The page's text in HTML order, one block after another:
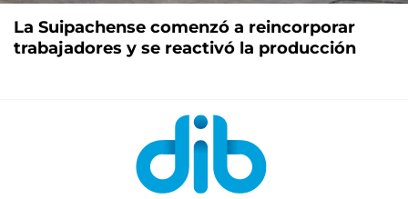
La Suipachense comenzó a reincorporar
trabajadores y se reactivó la producción